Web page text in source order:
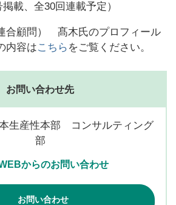
掲載、全30回連載予定）
合顧問） 髙木氏のプロフィール
内容はこちら をご覧ください。
お問い合わせ先
生産性本部 コンサルティング
部
からのお問い合わせ
お問い合わせ